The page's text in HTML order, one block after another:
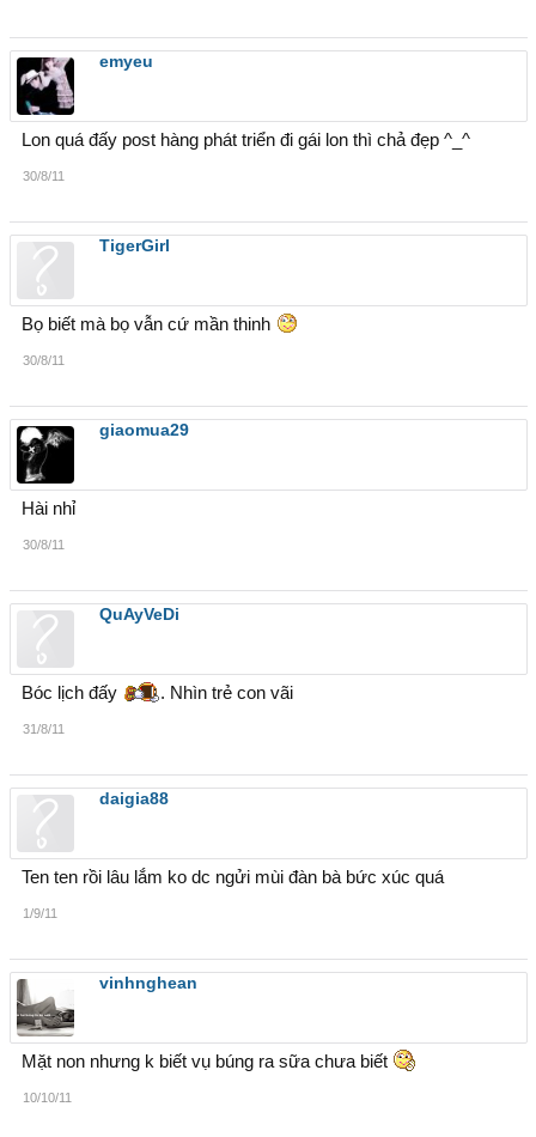
emyeu
Lon quá đấy post hàng phát triển đi gái lon thì chả đẹp ^_^
30/8/11
TigerGirl
Bọ biết mà bọ vẫn cứ mần thinh
30/8/11
giaomua29
Hài nhỉ
30/8/11
QuAyVeDi
Bóc lịch đấy . Nhìn trẻ con vãi
31/8/11
daigia88
Ten ten rồi lâu lắm ko dc ngửi mùi đàn bà bức xúc quá
1/9/11
vinhnghean
Mặt non nhưng k biết vụ búng ra sữa chưa biết
10/10/11